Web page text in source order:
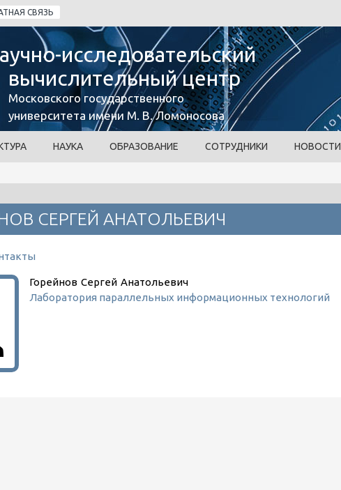
СВЯЗЬ
исследовательский
вычислительный центр
Московского государственного
университета имени М. В. Ломоносова
НАУКА ОБРАЗОВАНИЕ СОТРУДНИКИ НОВОСТИ
СЕРГЕЙ АНАТОЛЬЕВИЧ
ВКЛАДКИ
вкладка)
Горейнов Сергей Анатольевич
Лаборатория параллельных информационных технологий